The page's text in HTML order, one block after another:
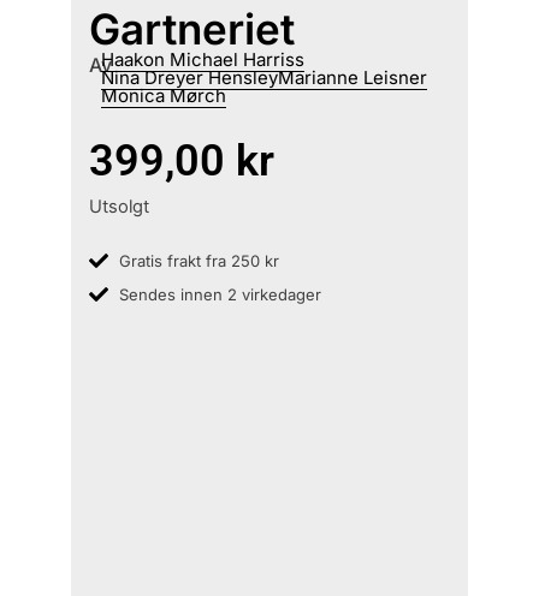
Gartneriet
AvHaakon Michael Harriss
Nina Dreyer HensleyMarianne Leisner
Monica Mørch
399,00 kr
Utsolgt
Gratis frakt fra 250 kr
Sendes innen 2 virkedager